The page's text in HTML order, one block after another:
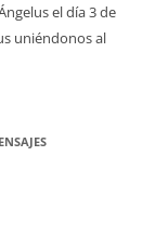
el día 3 de
uniéndonos al